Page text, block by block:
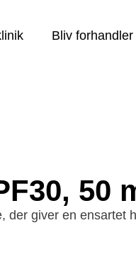
Bliv forhandler
50
giver en ensartet